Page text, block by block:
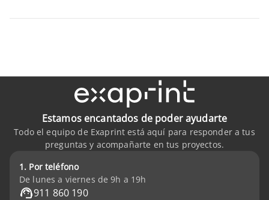
Estamos encantados de poder ayudarte
Todo el equipo de Exaprint está aquí para responder a tus
preguntas y acompañarte en tus proyectos.
1. Por teléfono
De lunes a viernes de 9h a 19h
911 860 190